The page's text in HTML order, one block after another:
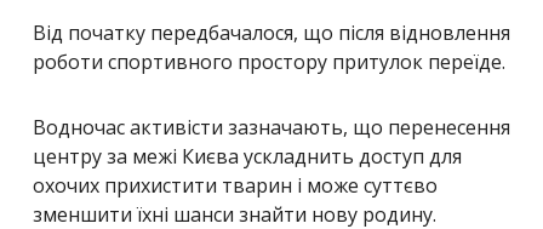
Від початку передбачалося, що після відновлення
роботи спортивного простору притулок переїде.
Водночас активісти зазначають, що перенесення
центру за межі Києва ускладнить доступ для
охочих прихистити тварин і може суттєво
зменшити їхні шанси знайти нову родину.